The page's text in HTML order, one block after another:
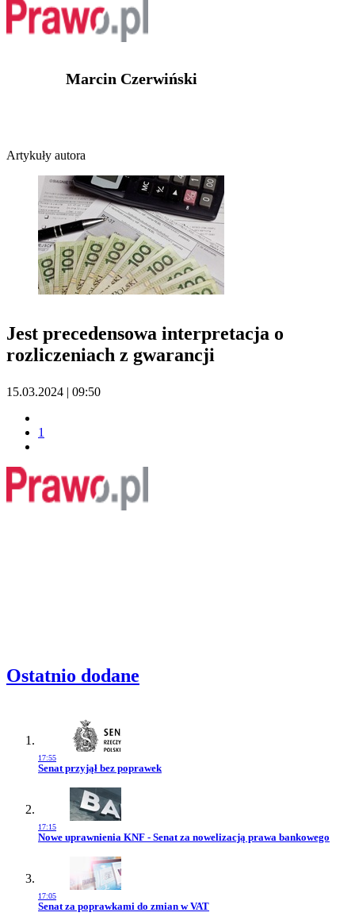
Marcin Czerwiński
Artykuły autora
Jest precedensowa interpretacja o
rozliczeniach z gwarancji
15.03.2024 | 09:50
1
Ostatnio dodane
17:55
Przejdź do artykułu:
Senat przyjął bez poprawek
17:15
Przejdź do artykułu:
Nowe uprawnienia KNF - Senat za nowelizacją prawa bankowego
17:05
Przejdź do artykułu:
Senat za poprawkami do zmian w VAT